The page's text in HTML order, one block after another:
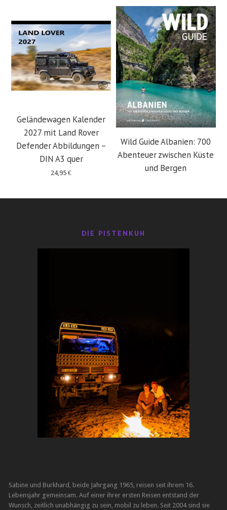
Geländewagen Kalender
2027 mit Land Rover
Defender Abbildungen –
DIN A3 quer
24,95€
Wild Guide Albanien: 700
Abenteuer zwischen Küste
und Bergen
DIE PISTENKUH
Sabine und Burkhard, beide Jahrgang 1965, reisen seit ihrem 16.
Lebensjahr gemeinsam. Auf einer ihrer ersten Reisen entstand der
Wunsch, zeitlich unabhängig zu sein, mobil zu leben. Seit 2004 sind sie